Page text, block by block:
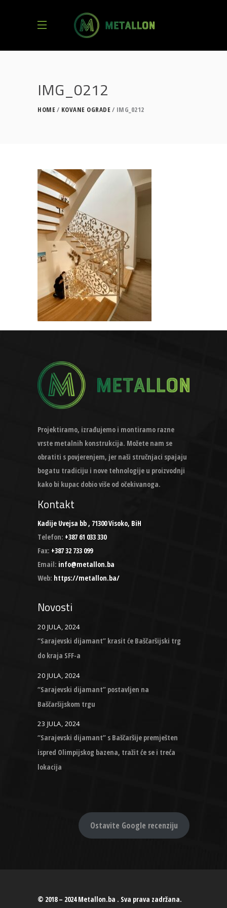
IMG_0212
HOME KOVANE OGRADE IMG_0212
Projektiramo, izrađujemo i montiramo razne
vrste metalnih konstrukcija. Možete nam se
obratiti s povjerenjem, jer naši stručnjaci spajaju
bogatu tradiciju i nove tehnologije u proizvodnji
kako bi kupac dobio više od očekivanoga.
Kontakt
Kadije Uvejsa bb , 71300 Visoko, BiH
Telefon: +387 61 033 330
Fax: +387 32 733 099
Email: info@metallon.ba
Web: https://metallon.ba/
Novosti
20 JULA, 2024
“Sarajevski dijamant” krasit će Baščaršijski trg
do kraja SFF-a
20 JULA, 2024
“Sarajevski dijamant” postavljen na
Baščaršijskom trgu
23 JULA, 2024
“Sarajevski dijamant” s Baščaršije premješten
ispred Olimpijskog bazena, tražit će se i treća
lokacija
Ostavite Google recenziju
© 2018 – 2024 Metallon.ba . Sva prava zadržana.